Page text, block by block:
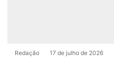
Redação 17 de julho de 2026